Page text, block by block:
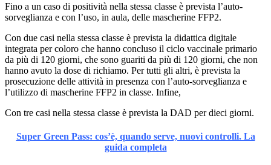
Fino a un caso di positività nella stessa classe è prevista l’auto-
sorveglianza e con l’uso, in aula, delle mascherine FFP2.
Con due casi nella stessa classe è prevista la didattica digitale
integrata per coloro che hanno concluso il ciclo vaccinale primario
da più di 120 giorni, che sono guariti da più di 120 giorni, che non
hanno avuto la dose di richiamo. Per tutti gli altri, è prevista la
prosecuzione delle attività in presenza con l’auto-sorveglianza e
l’utilizzo di mascherine FFP2 in classe. Infine,
Con tre casi nella stessa classe è prevista la DAD per dieci giorni.
Super Green Pass: cos’è, quando serve, nuovi controlli. La
guida completa